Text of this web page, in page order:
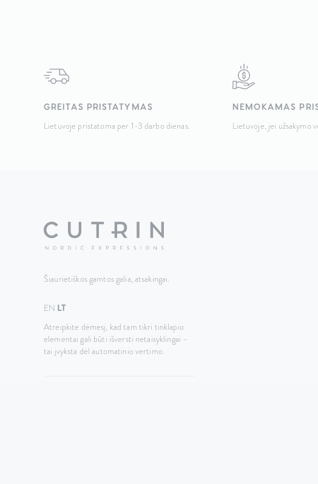
GREITAS PRISTATYMAS
Lietuvoje pristatoma per 1-3 darbo dienas.
NEMOKAMAS
Lietuvoje, jei užsakymo
Šiaurietiškos gamtos galia, atsakingai.
EN LT
Atreipkite dėmesį, kad tam tikri tinklapio
elementai gali būti išversti netaisyklingai –
tai įvyksta dėl automatinio vertimo.